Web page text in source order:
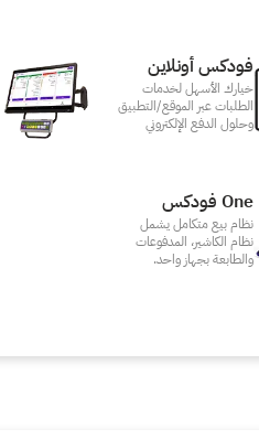
فودكس أونلاين
خيارك الأسهل لخدمات
الطلبات عبر الموقع/التطبيق
وحلول الدفع الإلكتروني
One فودكس
نظام بيع متكامل يشمل
نظام الكاشير، المدفوعات
والطابعة بجهاز واحد.